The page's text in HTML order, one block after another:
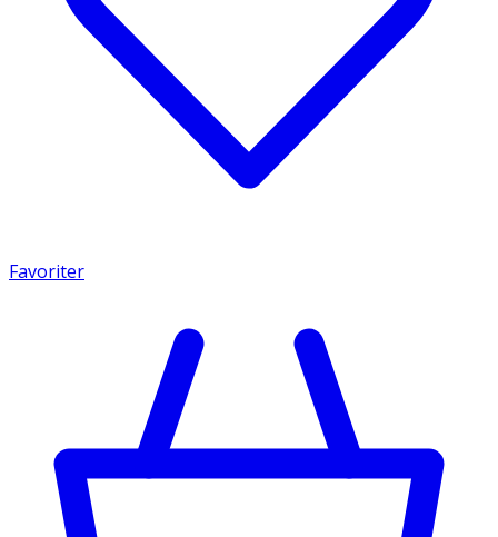
Favoriter